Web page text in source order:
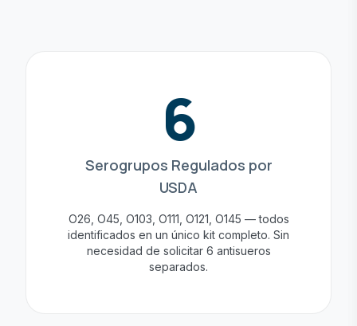
6
Serogrupos Regulados por
USDA
O26, O45, O103, O111, O121, O145 — todos
identificados en un único kit completo. Sin
necesidad de solicitar 6 antisueros
separados.